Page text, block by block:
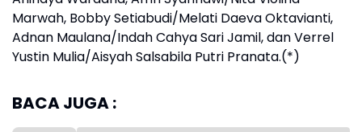
Marwah, Bobby Setiabudi/Melati Daeva Oktavianti,
Adnan Maulana/Indah Cahya Sari Jamil, dan Verrel
Yustin Mulia/Aisyah Salsabila Putri Pranata.(*)
BACA JUGA :